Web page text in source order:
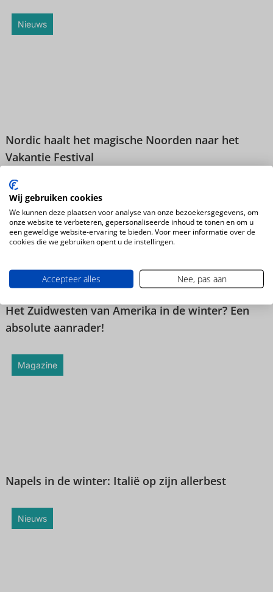
Nieuws
Nordic haalt het magische Noorden naar het
Vakantie Festival
Nieuws
Het Zuidwesten van Amerika in de winter? Een
absolute aanrader!
Magazine
Napels in de winter: Italië op zijn allerbest
Nieuws
Wij gebruiken cookies
We kunnen deze plaatsen voor analyse van onze bezoekersgegevens, om
onze website te verbeteren, gepersonaliseerde inhoud te tonen en om u
een geweldige website-ervaring te bieden. Voor meer informatie over de
cookies die we gebruiken opent u de instellingen.
Accepteer alles Nee, pas aan